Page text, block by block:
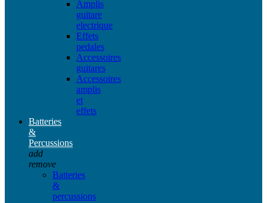
Amplis
guitare
electrique
Effets
pedales
Accessoires
guitares
Accessoires
amplis
et
effets
Batteries
&
Percussions
add
remove
Batteries
&
percussions